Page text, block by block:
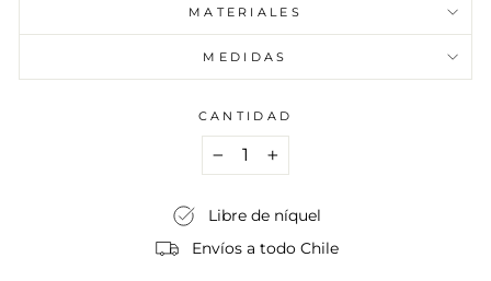
MATERIALES
MEDIDAS
CANTIDAD
Libre de níquel
Envíos a todo Chile